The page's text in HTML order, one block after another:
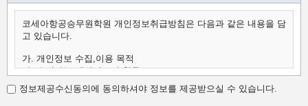
코세아항공승무원학원 개인정보취급방침은 다음과 같은 내용을 담
고 있습니다.
가. 개인정보 수집,이용 목적
나. 수집하는 개인정보의 항목
다. 개인정보의 보유 및 이용 기간
가.개인정보 수집,이용 목적
정보제공수신동의에 동의하셔야 정보를 제공받으실 수 있습니다.